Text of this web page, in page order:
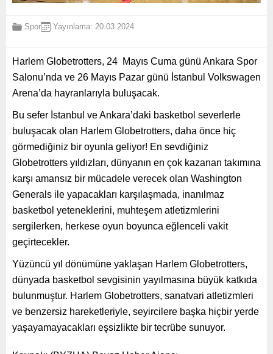
Spor Yayınlama: 20.03.2024
Harlem Globetrotters, 24 Mayıs Cuma günü Ankara Spor
Salonu’nda ve 26 Mayıs Pazar günü İstanbul Volkswagen
Arena’da hayranlarıyla buluşacak.
Bu sefer İstanbul ve Ankara’daki basketbol severlerle
buluşacak olan Harlem Globetrotters, daha önce hiç
görmediğiniz bir oyunla geliyor! En sevdiğiniz
Globetrotters yıldızları, dünyanın en çok kazanan takımına
karşı amansız bir mücadele verecek olan Washington
Generals ile yapacakları karşılaşmada, inanılmaz
basketbol yeteneklerini, muhteşem atletizmlerini
sergilerken, herkese oyun boyunca eğlenceli vakit
geçirtecekler.
Yüzüncü yıl dönümüne yaklaşan Harlem Globetrotters,
dünyada basketbol sevgisinin yayılmasına büyük katkıda
bulunmuştur. Harlem Globetrotters, sanatvari atletizmleri
ve benzersiz hareketleriyle, seyircilere başka hiçbir yerde
yaşayamayacakları eşsizlikte bir tecrübe sunuyor.